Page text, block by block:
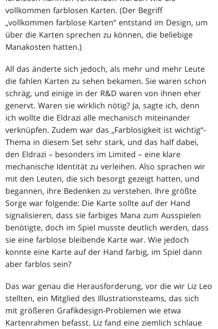
vollkommen farblosen Karten. (Der Begriff
„vollkommen farblose Karten“ entstand im Design, um
über die Karten sprechen zu können, die beliebige
Manakosten hatten.)
All das änderte sich jedoch, als mehr und mehr Leute
die fahlen Karten zu sehen bekamen. Sie waren schon
schräg, und einige in der R&D waren von ihnen eher
genervt. Waren sie wirklich nötig? Ja, sagte ich, denn
ich wollte die Eldrazi alle mechanisch miteinander
verknüpfen. Zudem war das „Farblosigkeit ist wichtig“-
Thema in diesem Set sehr stark, und das half dabei,
den Eldrazi – besonders im Limited – eine klare
mechanische Identität zu verleihen. Also sprachen wir
mit den Leuten, die sich besorgt gezeigt hatten, und
begannen, ihre Bedenken zu verstehen. Ihre größte
Sorge war folgende: Die Karte sollte auf der Hand
signalisieren, dass sie farbiges Mana zum Ausspielen
benötigte, doch im Spiel musste deutlich werden, dass
sie eine farblose bleibende Karte war. Wie jedoch
konnte eine Karte auf der Hand farbig, im Spiel dann
aber farblos sein?
Das war genau die Herausforderung, vor die wir Liz Leo
stellten, ein Mitglied des Illustrationsteams, das sich
mit größeren Grafikdesign-Problemen wie etwa
Kartenrahmen befasst. Liz fand eine ziemlich schlaue